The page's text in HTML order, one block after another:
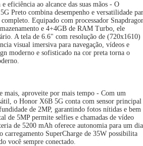
eficiência ao alcance das suas mãos - O
Preto combina desempenho e versatilidade
Equipado com processador
e 4+4GB de RAM Turbo, ele
A tela de 6.6" com resolução de (720x1610)
visual imersiva para navegação, vídeos e
moderno e sofisticado na cor preta torna o
mais, aproveite por mais tempo - Com um
o Honor X6B 5G conta com sensor principal
de 2MP, garantindo fotos nítidas e bem
de 5MP permite selfies e chamadas de vídeo
de 5200 mAh oferece autonomia para um dia
carregamento SuperCharge de 35W possibilita
você sempre conectado.